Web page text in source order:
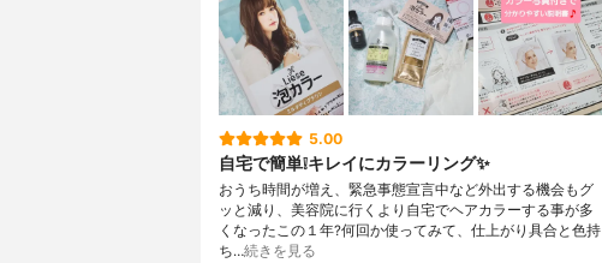
5.00
自宅で簡単❕キレイにカラーリング✨
おうち時間が増え、緊急事態宣言中など外出する機会もグ
ッと減り、美容院に行くより自宅でヘアカラーする事が多
くなったこの１年?何回か使ってみて、仕上がり具合と色持
ち…続きを見る